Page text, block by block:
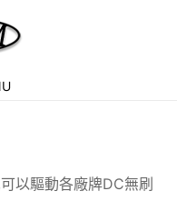
以驅動各廠牌DC無刷